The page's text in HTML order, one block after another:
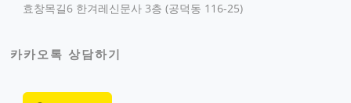
효창목길6 한겨레신문사 3층 (공덕동 116-25)
카카오톡 상담하기